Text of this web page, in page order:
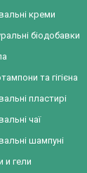
креми
біодобавки
та гігієна
пластирі
чаї
шампуні
и гели